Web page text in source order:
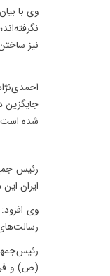
وی با
نیز
جایگزین
شده است
رئیس
ایران
وی
(ص) و